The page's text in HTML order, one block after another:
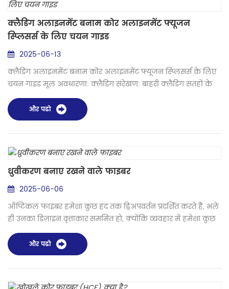
क्लैडिंग अलाइनमेंट बनाम कोर अलाइनमेंट फ्यूजन
स्प्लिसर्स के लिए चयन गाइड
2025-06-13
क्लैडिंग अलाइनमेंट बनाम कोर अलाइनमेंट फ्यूजन स्प्लिसर्स के लिए
चयन गाइड मूल अवधारणा: क्लैडिंग संरेखण: बाहरी क्लैडिंग सतहों के
आधार पर फाइबर को संरेखित करता है। सरल, तेज़, सस्ता। कोर संरेखण:
तंतुओं के वास्तविक प्रकाश-वाहक कोर का सक्रिय रूप से चित्रण और
संरेखण करता है। अधिक सटीक, परिष्कृत और महँगा। फाइबर प्रकार
और अनुप्रयोग: क्लैडिंग संरेखण चुनें यदि: कम महत्वपूर्ण अनुप्रयोगों के
लिए मानक एकल-मोड फा...
और पढो
ध्रुवीकरण बनाए रखने वाले फाइबर
2025-06-06
ऑप्टिकल फाइबर हमेशा कुछ हद तक द्विअपवर्तन प्रदर्शित करते हैं, भले
ही उनका डिज़ाइन वृत्ताकार सममित हो, क्योंकि व्यवहार में हमेशा कुछ
मात्रा में यांत्रिक तनाव या अन्य प्रभाव होता है जो समरूपता को तोड़ता है।
परिणामस्वरूप, फाइबर में प्रसारित प्रकाश का ध्रुवीकरण धीरे-धीरे
अनियंत्रित (और तरंगदैर्ध्य-निर्भर) तरीके से बदलता है, जो फाइबर के
किसी भी झुकाव और उसके तापमान पर भी निर्भर करता है। ध्रुवीकरण-
बनाए ...
और पढो